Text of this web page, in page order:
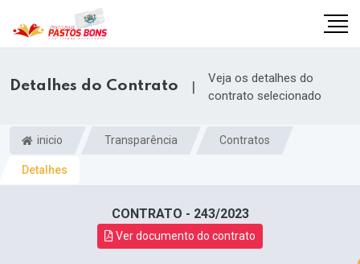
Detalhes do Contrato |
Veja os detalhes do
contrato selecionado
inicio Transparência Contratos
Detalhes
CONTRATO - 243/2023
Ver documento do contrato